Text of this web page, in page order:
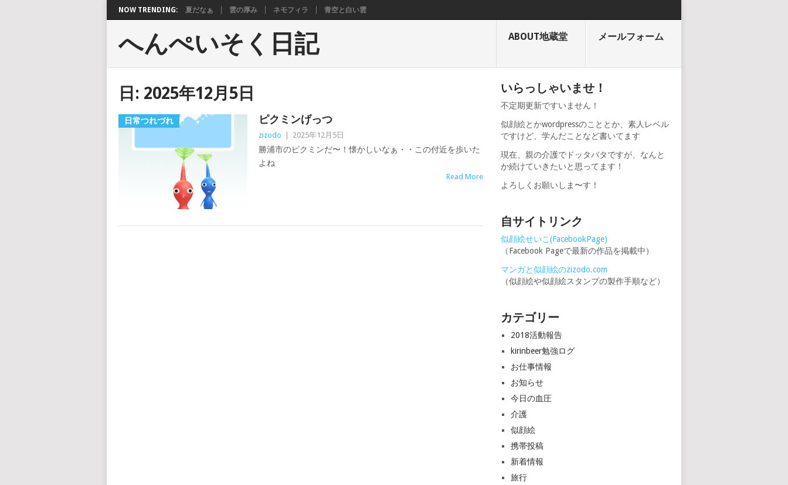
NOW TRENDING: 夏だなぁ 雲の厚み ネモフィラ 青空と白い雲
へんぺいそく日記 ABOUT地蔵堂 メールフォーム
日: 2025年12月5日
日常つれづれ ピクミンげっつ
zizodo 2025年12月5日
勝浦市のピクミンだ〜！懐かしいなぁ・・この付近を歩いた
よね
Read More
いらっしゃいませ！
不定期更新ですいません！
似顔絵とかwordpressのこととか、素人レベル
ですけど、学んだことなど書いてます
現在、親の介護でドッタバタですが、なんと
か続けていきたいと思ってます！
よろしくお願いしま〜す！
自サイトリンク
似顔絵せいこ(FacebookPage)
（Facebook Pageで最新の作品を掲載中）
マンガと似顔絵のzizodo.com
（似顔絵や似顔絵スタンプの製作手順など）
カテゴリー
2018活動報告
kirinbeer勉強ログ
お仕事情報
お知らせ
今日の血圧
介護
似顔絵
携帯投稿
新着情報
旅行